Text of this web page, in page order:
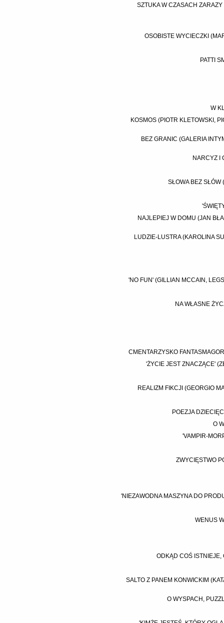
SZTUKA W CZASACH
OSOBISTE WYCIECZKI
PATTI
W
KOSMOS (PIOTR KLETOWSKI,
BEZ GRANIC (GALERIA
NARCYZ I
SŁOWA BEZ SŁÓW
NAJLEPIEJ W DOMU (JAN
LUDZIE-LUSTRA (KAROLINA
'NO FUN' (GILLIAN MCCAIN,
NA WŁASNE
CMENTARZYSKO
'ŻYCIE JEST ZNACZĄCE'
REALIZM FIKCJI (GEORGIO
POEZJA
O
'VAMPIR-
ZWYCIĘSTWO
'NIEZAWODNA MASZYNA DO
WENUS
ODKĄD COŚ ISTNIEJE,
SALTO Z PANEM KONWICKIM
O WYSPACH,